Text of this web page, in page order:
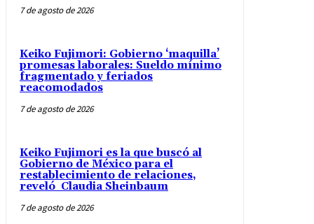
7 de agosto de 2026
Keiko Fujimori: Gobierno ‘maquilla’
promesas laborales: Sueldo mínimo
fragmentado y feriados
reacomodados
7 de agosto de 2026
Keiko Fujimori es la que buscó al
Gobierno de México para el
restablecimiento de relaciones,
reveló Claudia Sheinbaum
7 de agosto de 2026